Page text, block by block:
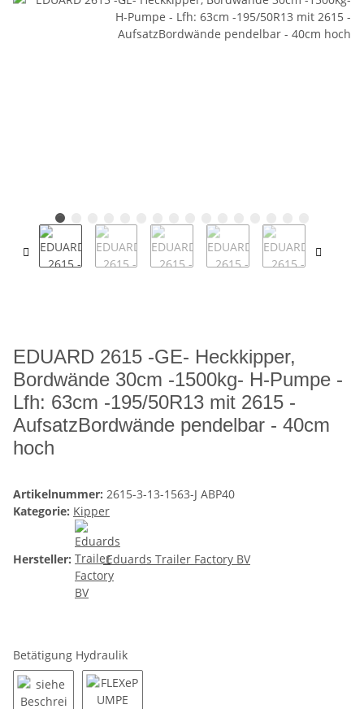
EDUARD 2615 -GE- Heckkipper,
Bordwände 30cm -1500kg- H-Pumpe -
Lfh: 63cm -195/50R13 mit 2615 -
AufsatzBordwände pendelbar - 40cm
hoch
Artikelnummer: 2615-3-13-1563-J ABP40
Kategorie: Kipper
Hersteller: Eduards Trailer Factory BV
Betätigung Hydraulik